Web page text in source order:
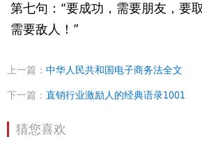
第七句：“要成功，需要朋友，要
需要敌人！”
上一篇： 中华人民共和国电子商务法全文
下一篇： 直销行业激励人的经典语录1001
猜您喜欢